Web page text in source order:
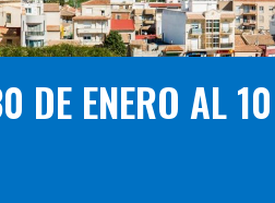
DE ENERO AL